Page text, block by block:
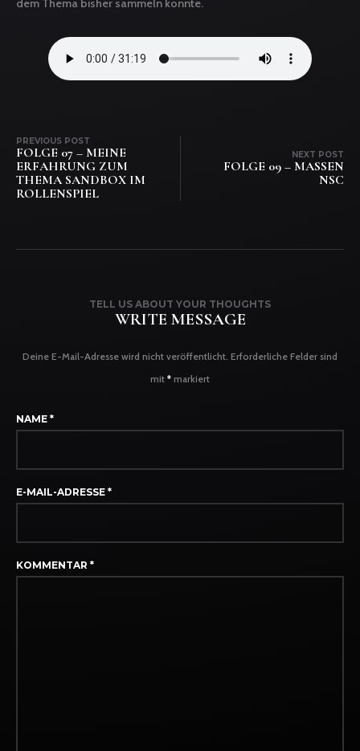
dem Thema bisher sammeln konnte.
PREVIOUS POST
FOLGE 07 – MEINE
ERFAHRUNG ZUM
THEMA SANDBOX IM
ROLLENSPIEL
NEXT POST
FOLGE 09 – MASSEN
NSC
TELL US ABOUT YOUR THOUGHTS
WRITE MESSAGE
Deine E-Mail-Adresse wird nicht veröffentlicht. Erforderliche Felder sind
mit * markiert
NAME *
E-MAIL-ADRESSE *
KOMMENTAR *